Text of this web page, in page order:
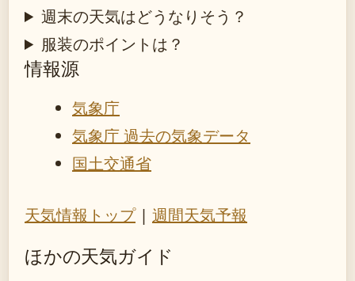
週末の天気はどうなりそう？
服装のポイントは？
情報源
気象庁
気象庁 過去の気象データ
国土交通省
天気情報トップ| 週間天気予報
ほかの天気ガイド